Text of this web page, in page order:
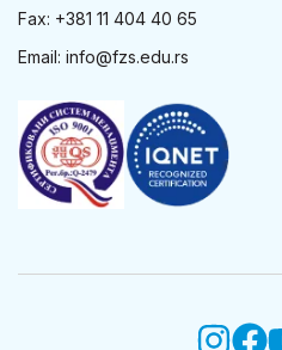
Fax: +381 11 404 40 65
Email: info@fzs.edu.rs